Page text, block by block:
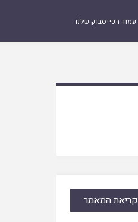
עמוד הפייסבוק שלנו
קריאת המאמר